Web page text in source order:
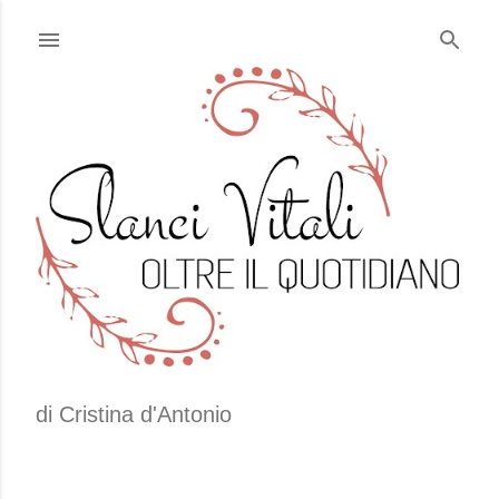
di Cristina d'Antonio